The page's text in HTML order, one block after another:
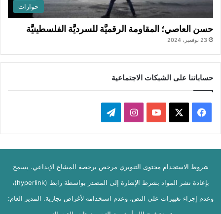
حوارات
حسن العاصي؛ المقاومة الرقميَّة للسرديَّة الفلسطينيَّة
23 نوفمبر، 2024
حساباتنا على الشبكات الاجتماعية
ي
س
ب
X
Y
o
u
ن
س
ت
ر
ي
ل
ق
شروط الاستخدام محتوى التنويري مرخص برخصة المشاع الإبداعي. يسمح
بإعادة نشر المواد بشرط الإشارة إلى المصدر بواسطة رابط (hyperlink)،
وعدم إجراء تغييرات على النص، وعدم استخدامه لأغراض تجارية. المدير العام: